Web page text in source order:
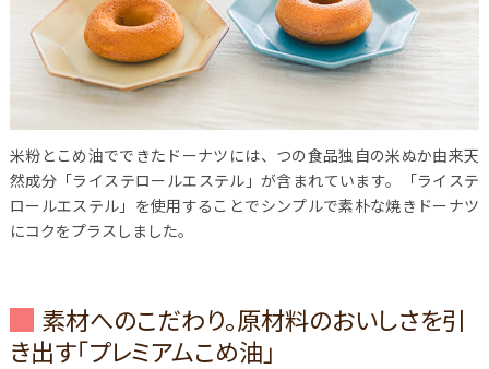
米粉とこめ油でできたドーナツには、つの食品独自の米ぬか由来天
然成分「ライステロールエステル」が含まれています。「ライステ
ロールエステル」を使用することでシンプルで素朴な焼きドーナツ
にコクをプラスしました。
素材へのこだわり。原材料のおいしさを引
き出す「プレミアムこめ油」